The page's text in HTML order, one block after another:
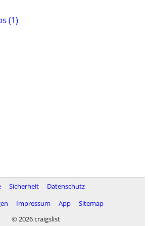
(1)
Sicherheit
Datenschutz
Impressum App
Sitemap
© 2026 craigslist